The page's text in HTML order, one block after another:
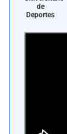
de
Deportes